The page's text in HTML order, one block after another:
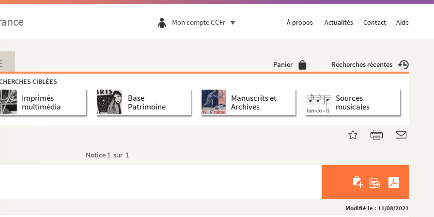
Mon compte CCFr À propos Actualités Contact Aide
Panier Recherches récentes
CIBLÉES
Imprimés
multimédia
Base
Patrimoine
Manuscrits et
Archives
Sources
musicales
Notice 1 sur 1
Modifié le : 11/08/2021